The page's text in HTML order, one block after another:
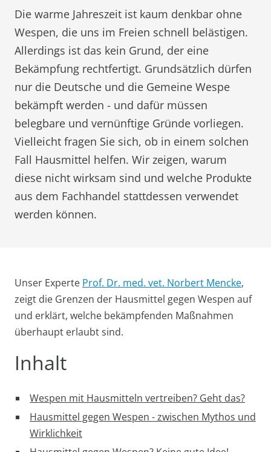
Die warme Jahreszeit ist kaum denkbar ohne
Wespen, die uns im Freien schnell belästigen.
Allerdings ist das kein Grund, der eine
Bekämpfung rechtfertigt. Grundsätzlich dürfen
nur die Deutsche und die Gemeine Wespe
bekämpft werden - und dafür müssen
belegbare und vernünftige Gründe vorliegen.
Vielleicht fragen Sie sich, ob in einem solchen
Fall Hausmittel helfen. Wir zeigen, warum
diese nicht wirksam sind und welche Produkte
aus dem Fachhandel stattdessen verwendet
werden können.
Unser Experte Prof. Dr. med. vet. Norbert Mencke,
zeigt die Grenzen der Hausmittel gegen Wespen auf
und erklärt, welche bekämpfenden Maßnahmen
überhaupt erlaubt sind.
Inhalt
Wespen mit Hausmitteln vertreiben? Geht das?
Hausmittel gegen Wespen - zwischen Mythos und
Wirklichkeit